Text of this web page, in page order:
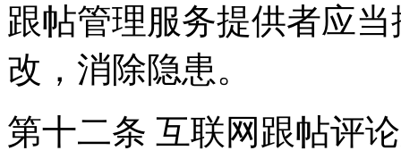
跟帖管理服务提供者应
改，消除隐患。
第十二条 互联网跟帖评